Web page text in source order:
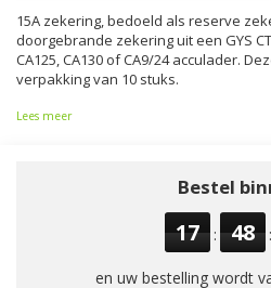
15A zekering, bedoeld als reserve
doorgebrande zekering uit een GYS
CA125, CA130 of CA9/24 acculader.
verpakking van 10 stuks.
Lees meer
Bestel
17 : 48 :
en uw bestelling wordt